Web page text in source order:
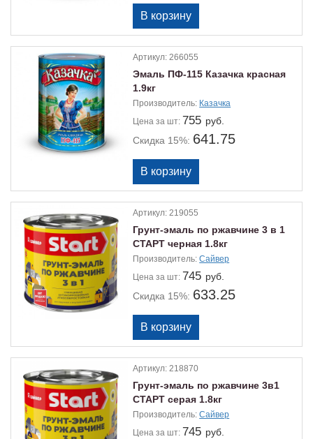
Артикул:266055
Эмаль ПФ-115 Казачка красная
1.9кг
Производитель: Казачка
Цена за шт: 755 руб.
Скидка 15%: 641.75
Артикул:219055
Грунт-эмаль по ржавчине 3 в 1
СТАРТ черная 1.8кг
Производитель:Сайвер
Цена за шт: 745 руб.
Скидка 15%: 633.25
Артикул:218870
Грунт-эмаль по ржавчине 3в1
СТАРТ серая 1.8кг
Производитель:Сайвер
Цена за шт: 745 руб.